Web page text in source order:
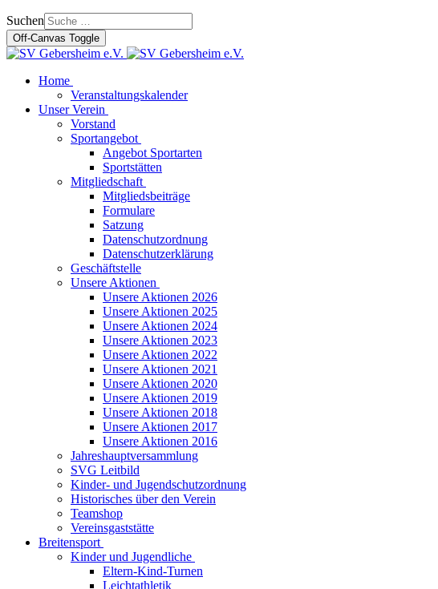
Suchen
Off-Canvas Toggle
Home
Veranstaltungskalender
Unser Verein
Vorstand
Sportangebot
Angebot Sportarten
Sportstätten
Mitgliedschaft
Mitgliedsbeiträge
Formulare
Satzung
Datenschutzordnung
Datenschutzerklärung
Geschäftstelle
Unsere Aktionen
Unsere Aktionen 2026
Unsere Aktionen 2025
Unsere Aktionen 2024
Unsere Aktionen 2023
Unsere Aktionen 2022
Unsere Aktionen 2021
Unsere Aktionen 2020
Unsere Aktionen 2019
Unsere Aktionen 2018
Unsere Aktionen 2017
Unsere Aktionen 2016
Jahreshauptversammlung
SVG Leitbild
Kinder- und Jugendschutzordnung
Historisches über den Verein
Teamshop
Vereinsgaststätte
Breitensport
Kinder und Jugendliche
Eltern-Kind-Turnen
Leichtathletik